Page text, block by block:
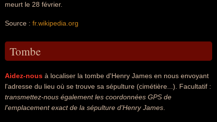
meurt le 28 février.
Source : fr.wikipedia.org
Tombe
Aidez-nous à localiser la tombe d'Henry James en nous envoyant
l'adresse du lieu où se trouve sa sépulture (cimétière...). Facultatif :
transmettez-nous également les coordonnées GPS de
l'emplacement exact de la sépulture d'Henry James